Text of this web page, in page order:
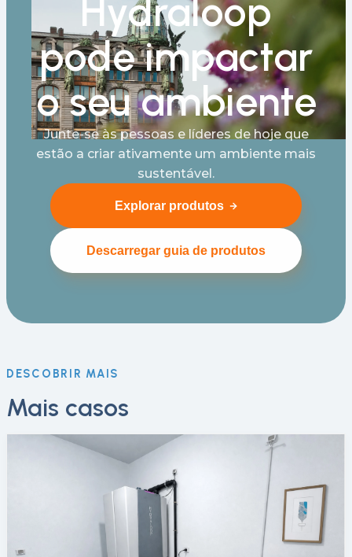
Hydraloop
pode impactar
o seu ambiente
Junte-se às pessoas e líderes de hoje que
estão a criar ativamente um ambiente mais
sustentável.
Explorar produtos
Descarregar guia de produtos
DESCOBRIR MAIS
Mais casos